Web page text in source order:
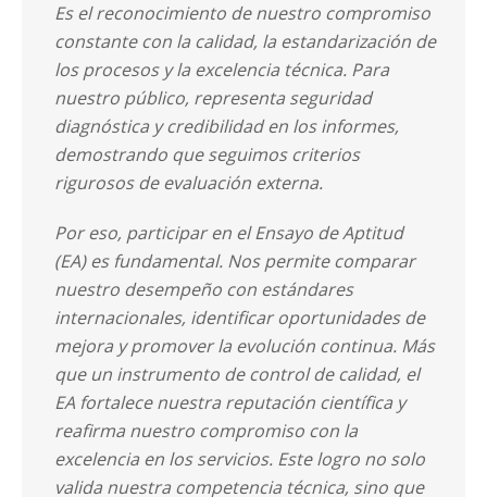
Es el reconocimiento de nuestro compromiso
constante con la calidad, la estandarización de
los procesos y la excelencia técnica. Para
nuestro público, representa seguridad
diagnóstica y credibilidad en los informes,
demostrando que seguimos criterios
rigurosos de evaluación externa.
Por eso, participar en el Ensayo de Aptitud
(EA) es fundamental. Nos permite comparar
nuestro desempeño con estándares
internacionales, identificar oportunidades de
mejora y promover la evolución continua. Más
que un instrumento de control de calidad, el
EA fortalece nuestra reputación científica y
reafirma nuestro compromiso con la
excelencia en los servicios. Este logro no solo
valida nuestra competencia técnica, sino que